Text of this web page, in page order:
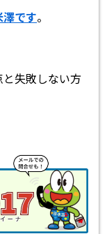
実績
ーン
ンション修繕
です。
失敗しない方